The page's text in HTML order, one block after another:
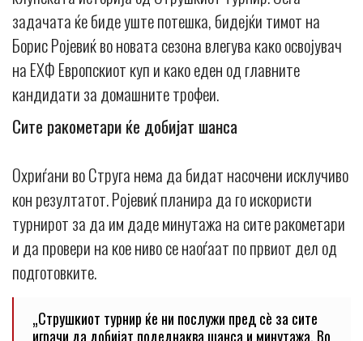
задачата ќе биде уште потешка, бидејќи тимот на
Борис Ројевиќ во новата сезона влегува како освојувач
на ЕХФ Европскиот куп и како еден од главните
кандидати за домашните трофеи.
Сите ракометари ќе добијат шанса
Охриѓани во Струга нема да бидат насочени исклучиво
кон резултатот. Ројевиќ планира да го искористи
турнирот за да им даде минутажа на сите ракометари
и да провери на кое ниво се наоѓаат по првиот дел од
подготовките.
„Струшкиот турнир ќе ни послужи пред сè за сите
играчи да добијат подеднаква шанса и минутажа. Во